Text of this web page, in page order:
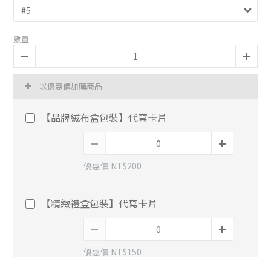
數量
以優惠價加購商品
【品牌絨布盒包裝】代寫卡片
優惠價 NT$200
【精緻禮盒包裝】代寫卡片
優惠價 NT$150